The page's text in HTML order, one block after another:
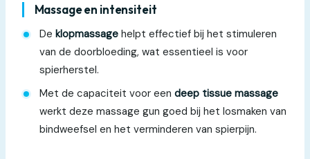
Massage en intensiteit
Deklopmassage helpt effectief bij het stimuleren
van de doorbloeding, wat essentieel is voor
spierherstel.
Met de capaciteit voor eendeep tissue massage
werkt deze massage gun goed bij het losmaken van
bindweefsel en het verminderen van spierpijn.